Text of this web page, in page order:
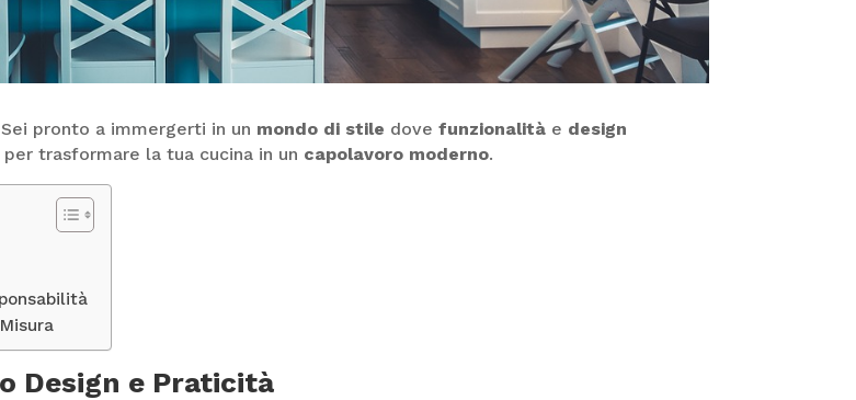
Sei pronto a immergerti in un mondo di stile dovefunzionalità e design
trasformare la tua cucina in un capolavoro moderno.
Design e Praticità